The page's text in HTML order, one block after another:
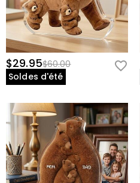
$29.95$60.00
Soldes d'été